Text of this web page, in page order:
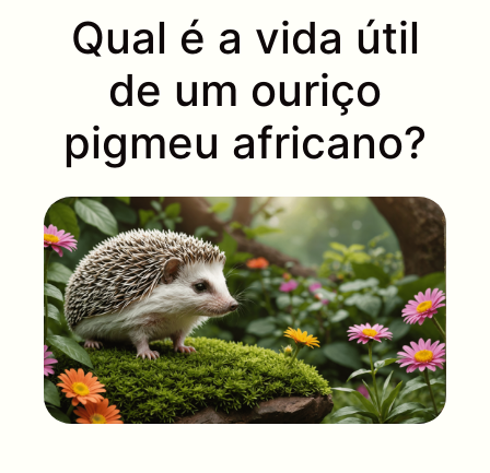
Qual é a vida útil
de um ouriço
pigmeu africano?